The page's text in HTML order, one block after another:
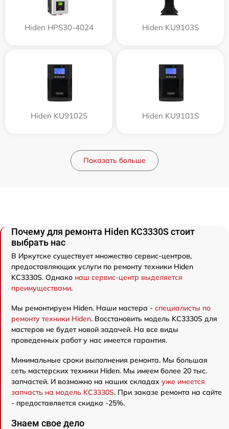
Hiden HPS30-4024 Hiden KU9103S
Hiden KU9102S Hiden KU9101S
Показать больше
Почему для ремонта Hiden KC3330S стоит
выбрать нас
В Иркутске существует множество сервис-центров,
предоставляющих услуги по ремонту техники Hiden
KC3330S. Однако наш сервис-центр выделяется
преимуществами.
Мы ремонтируем Hiden. Наши мастера - специалисты по
ремонту техники Hiden. Восстановить модель KC3330S для
мастеров не будет новой задачей. На все виды
проведенных работ у нас имеется гарантия.
Минимальные сроки выполнения ремонта. Мы большая
сеть мастерских техники Hiden. Мы имеем более 20 тыс.
запчастей. И возможно на наших складах уже имеется
запчасть на модель KC3330S. При заказе ремонта на сайте
- предоставляется скидка -25%.
Знаем свое дело